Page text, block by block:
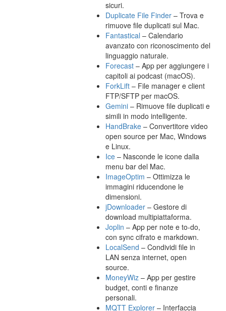
sicuri.
Duplicate File Finder – Trova e
rimuove file duplicati sul Mac.
Fantastical – Calendario
avanzato con riconoscimento del
linguaggio naturale.
Forecast – App per aggiungere i
capitoli ai podcast (macOS).
ForkLift – File manager e client
FTP/SFTP per macOS.
Gemini – Rimuove file duplicati e
simili in modo intelligente.
HandBrake – Convertitore video
open source per Mac, Windows
e Linux.
Ice – Nasconde le icone dalla
menu bar del Mac.
ImageOptim – Ottimizza le
immagini riducendone le
dimensioni.
jDownloader – Gestore di
download multipiattaforma.
Joplin – App per note e to-do,
con sync cifrato e markdown.
LocalSend – Condividi file in
LAN senza internet, open
source.
MoneyWiz – App per gestire
budget, conti e finanze
personali.
MQTT Explorer – Interfaccia